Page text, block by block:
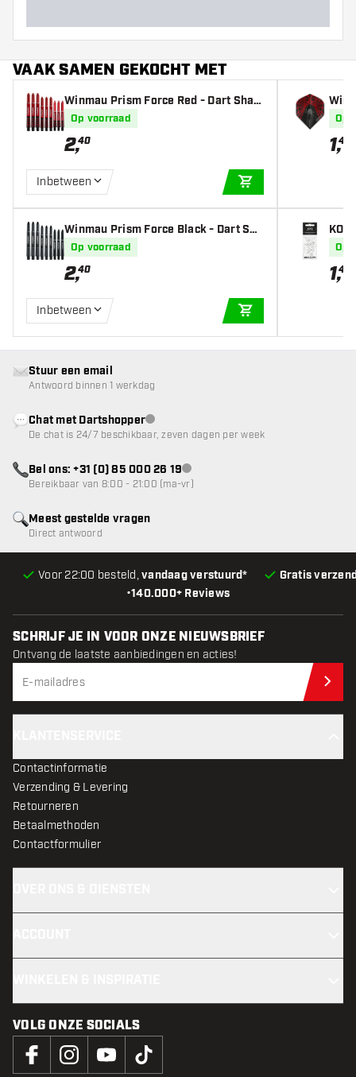
VAAK SAMEN GEKOCHT MET
Winmau Prism Force Red - Dart Shaft
Op voorraad
2,40
Inbetween
Winmau Prism Force Black - Dart Sha
fts
Op voorraad
2,40
Inbetween
Op
1,45
Op
1,45
•140.000+ Reviews
Voor 22:00 besteld,vandaag verstuurd* Gratis
Meest gestelde vragen
Direct antwoord
Stuur een email
Antwoord binnen 1 werkdag
Chat met Dartshopperklantenservice niet beschikbaar
De chat is 24/7 beschikbaar, zeven dagen per week
Bel ons: +31 (0) 85 000 26 19klantenservice niet beschikbaar
Bereikbaar van 8:00 - 21:00 (ma-vr)
SCHRIJF JE IN VOOR ONZE NIEUWSBRIEF
Ontvang de laatste aanbiedingen en acties!
Contactinformatie
Verzending & Levering
Retourneren
Betaalmethoden
Contactformulier
VOLG ONZE SOCIALS